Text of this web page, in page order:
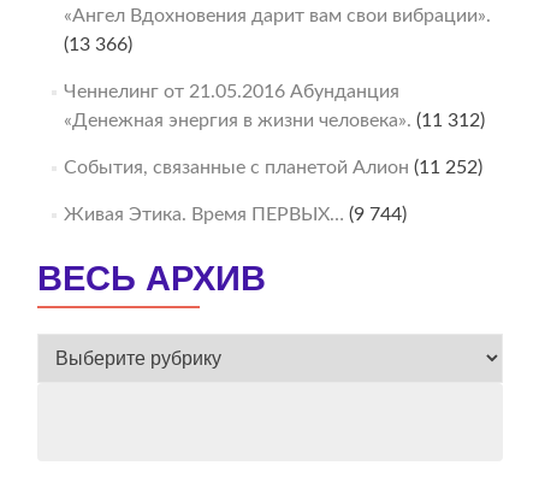
«Ангел Вдохновения дарит вам свои вибрации».
(13 366)
Ченнелинг от 21.05.2016 Абунданция
«Денежная энергия в жизни человека». (11 312)
События, связанные с планетой Алион (11 252)
Живая Этика. Время ПЕРВЫХ… (9 744)
ВЕСЬ АРХИВ
ВЕСЬ